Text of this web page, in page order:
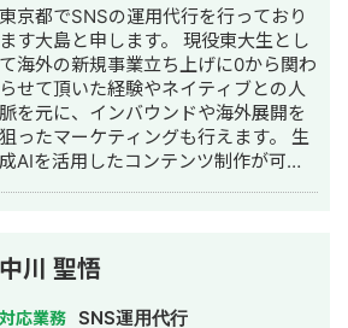
東京都でSNSの運用代行を行っており
ます大島と申します。 現役東大生とし
て海外の新規事業立ち上げに0から関わ
らせて頂いた経験やネイティブとの人
脈を元に、インバウンドや海外展開を
狙ったマーケティングも行えます。 生
成AIを活用したコンテンツ制作が可能
中川 聖悟
対応業務 SNS運用代行